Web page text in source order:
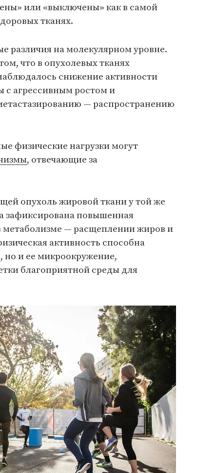
или «выключены» как в самой
тканях.
различия на молекулярном уровне.
что в опухолевых тканях
снижение активности
с агрессивным ростом и
— распространению
физические нагрузки могут
, отвечающие за
опухоль жировой ткани у той же
зафиксирована повышенная
метаболизме — расщеплении жиров и
активность способна
но и ее микроокружение,
благоприятной среды для